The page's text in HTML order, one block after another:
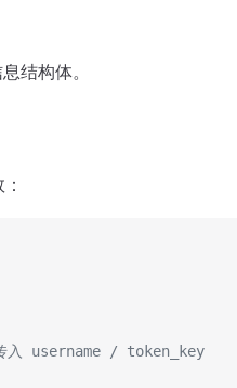
结构体。
入 username / token_key